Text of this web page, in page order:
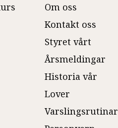
Om oss
Kontakt oss
Styret vårt
Årsmeldingar
Historia vår
Lover
Varslingsrutinar